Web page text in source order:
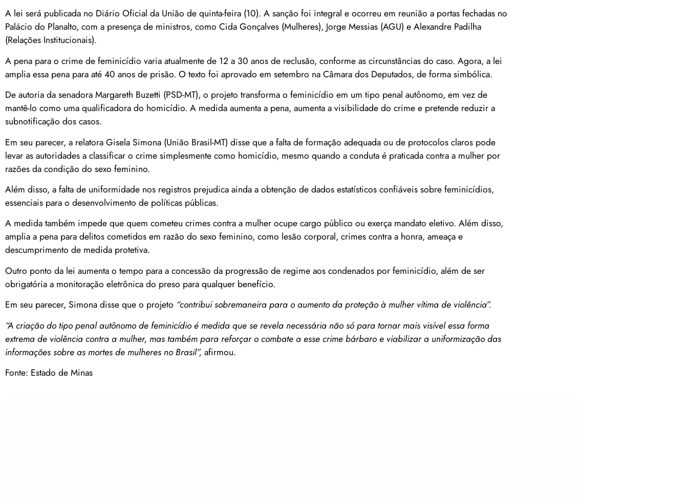
A lei será publicada no Diário Oficial da União de quinta-feira (10). A sanção foi integral e ocorreu em reunião a portas fechadas no
Palácio do Planalto, com a presença de ministros, como Cida Gonçalves (Mulheres), Jorge Messias (AGU) e Alexandre Padilha
(Relações Institucionais).
A pena para o crime de feminicídio varia atualmente de 12 a 30 anos de reclusão, conforme as circunstâncias do caso. Agora, a lei
amplia essa pena para até 40 anos de prisão. O texto foi aprovado em setembro na Câmara dos Deputados, de forma simbólica.
De autoria da senadora Margareth Buzetti (PSD-MT), o projeto transforma o feminicídio em um tipo penal autônomo, em vez de
mantê-lo como uma qualificadora do homicídio. A medida aumenta a pena, aumenta a visibilidade do crime e pretende reduzir a
subnotificação dos casos.
Em seu parecer, a relatora Gisela Simona (União Brasil-MT) disse que a falta de formação adequada ou de protocolos claros pode
levar as autoridades a classificar o crime simplesmente como homicídio, mesmo quando a conduta é praticada contra a mulher por
razões da condição do sexo feminino.
Além disso, a falta de uniformidade nos registros prejudica ainda a obtenção de dados estatísticos confiáveis sobre feminicídios,
essenciais para o desenvolvimento de políticas públicas.
A medida também impede que quem cometeu crimes contra a mulher ocupe cargo público ou exerça mandato eletivo. Além disso,
amplia a pena para delitos cometidos em razão do sexo feminino, como lesão corporal, crimes contra a honra, ameaça e
descumprimento de medida protetiva.
Outro ponto da lei aumenta o tempo para a concessão da progressão de regime aos condenados por feminicídio, além de ser
obrigatória a monitoração eletrônica do preso para qualquer benefício.
Em seu parecer, Simona disse que o projeto “contribui sobremaneira para o aumento da proteção à mulher vítima de violência”.
“A criação do tipo penal autônomo de feminicídio é medida que se revela necessária não só para tornar mais visível essa forma
extrema de violência contra a mulher, mas também para reforçar o combate a esse crime bárbaro e viabilizar a uniformização das
informações sobre as mortes de mulheres no Brasil”, afirmou.
Fonte: Estado de Minas